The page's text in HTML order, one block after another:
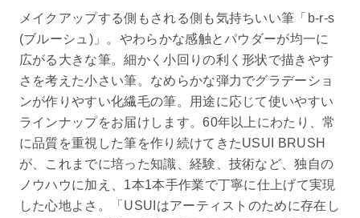
メイクアップする側もされる側も気持ちいい筆「b-r-s
(ブルーシュ)」。やわらかな感触とパウダーが均一に
広がる大きな筆。細かく小回りの利く形状で描きやす
さを考えた小さい筆。なめらかな弾力でグラデーショ
ンが作りやすい化繊毛の筆。用途に応じて使いやすい
ラインナップをお届けします。60年以上にわたり、常
に品質を重視した筆を作り続けてきたUSUI BRUSH
が、これまでに培った知識、経験、技術など、独自の
ノウハウに加え、1本1本手作業で丁寧に仕上げて実現
した心地よさ。「USUIはアーティストのために存在し